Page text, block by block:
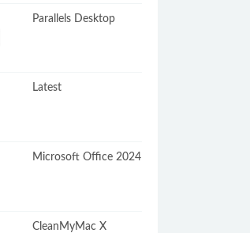
Parallels Desktop
Latest
Microsoft Office 2024
CleanMyMac X